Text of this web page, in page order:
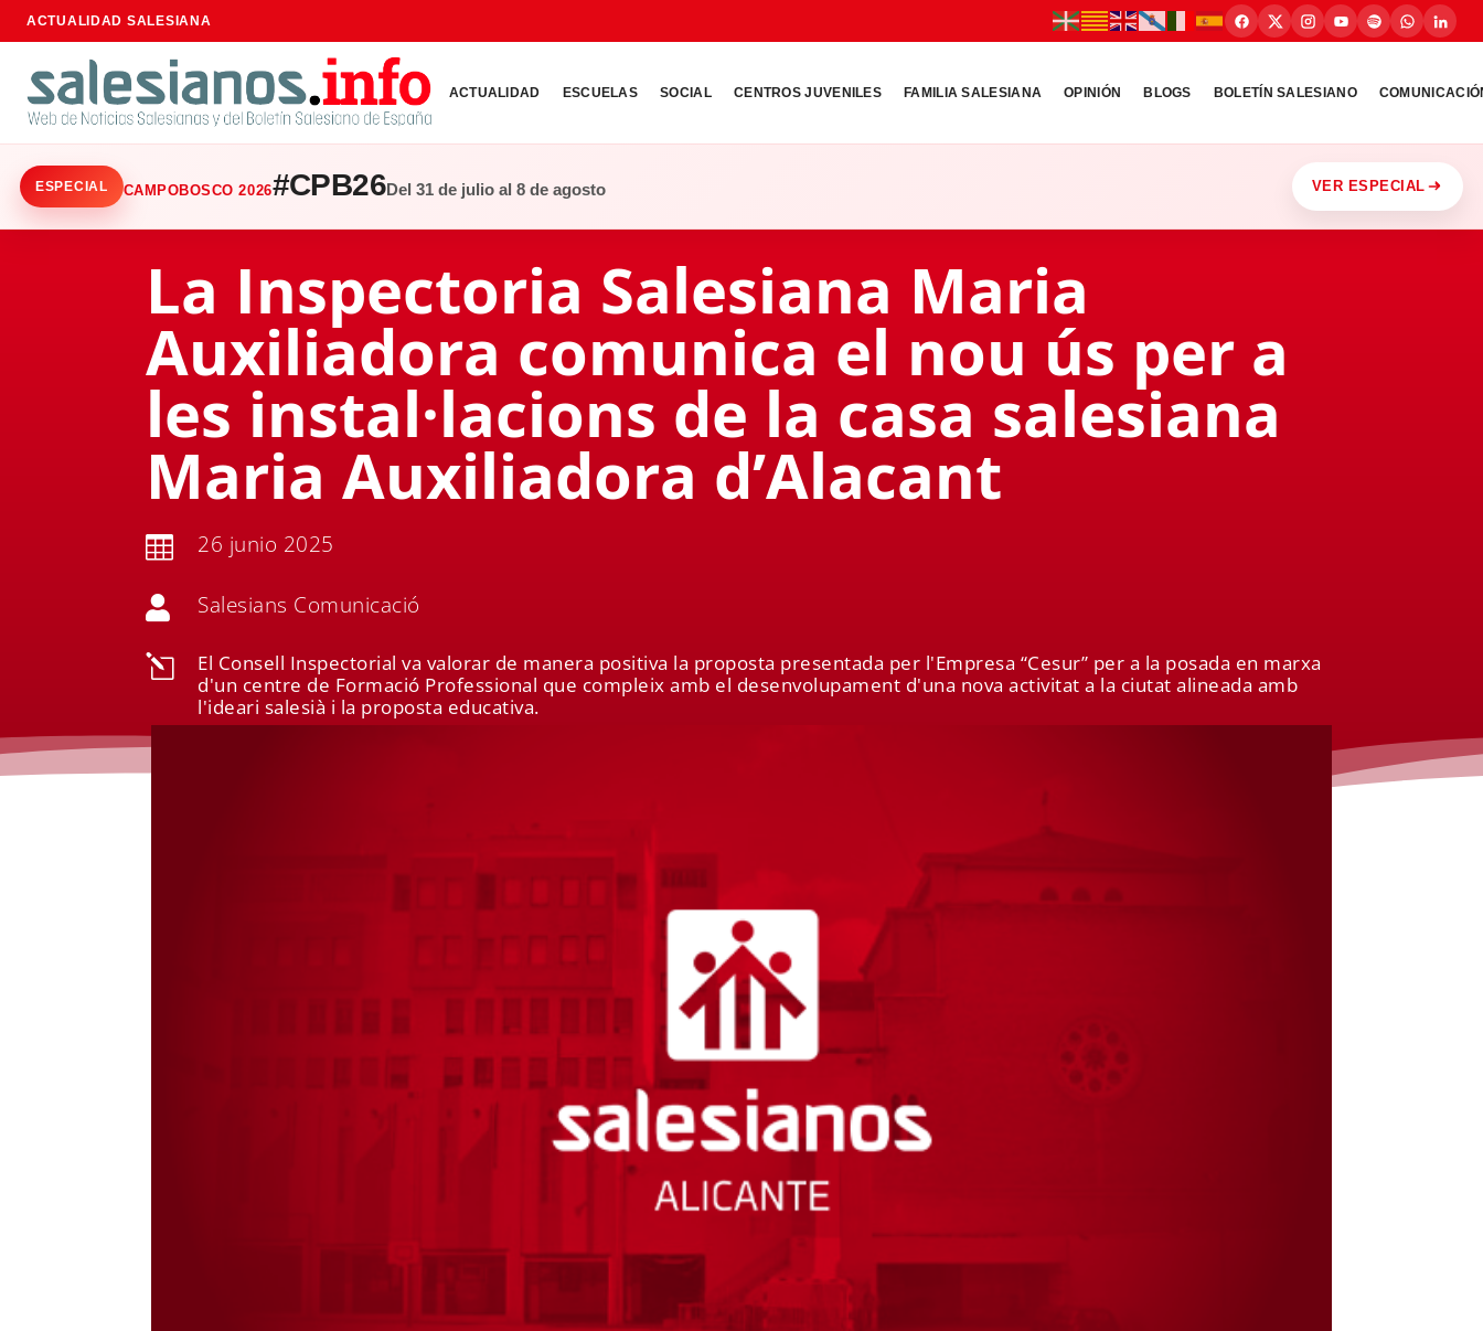
ACTUALIDAD SALESIANA
ACTUALIDAD ESCUELAS SOCIAL CENTROS JUVENILES FAMILIA SALESIANA OPINIÓN BLOGS BOLETÍN SALESIANO
ESPECIAL CAMPOBOSCO 2026#CPB26Del 31 de julio al 8 de agosto VER ESPECIAL
La Inspectoria Salesiana Maria
Auxiliadora comunica el nou ús per a
les instal·lacions de la casa salesiana
Maria Auxiliadora d’Alacant
 26 junio 2025
 Salesians Comunicació
l
El Consell Inspectorial va valorar de manera positiva la proposta presentada per l'Empresa “Cesur” per a la posada en marxa
d'un centre de Formació Professional que compleix amb el desenvolupament d'una nova activitat a la ciutat alineada amb
l'ideari salesià i la proposta educativa.